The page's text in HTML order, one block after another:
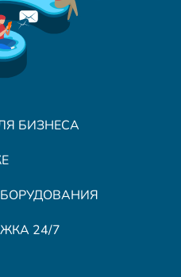
БИЗНЕСА
24/7